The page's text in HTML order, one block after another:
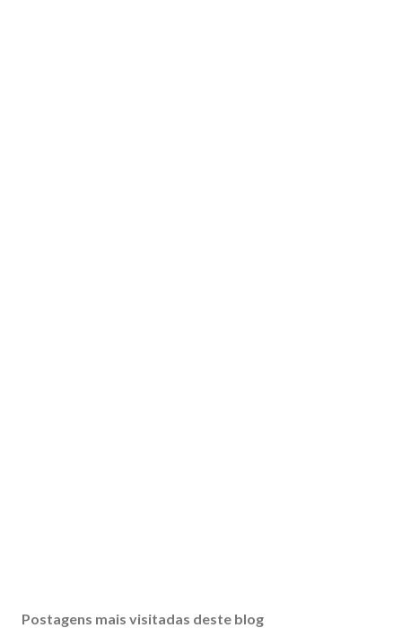
Postagens mais visitadas deste blog